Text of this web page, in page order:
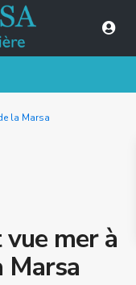
la Marsa
mer à